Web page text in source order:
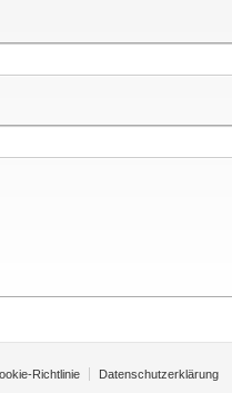
Richtlinie
Datenschutzerklärung